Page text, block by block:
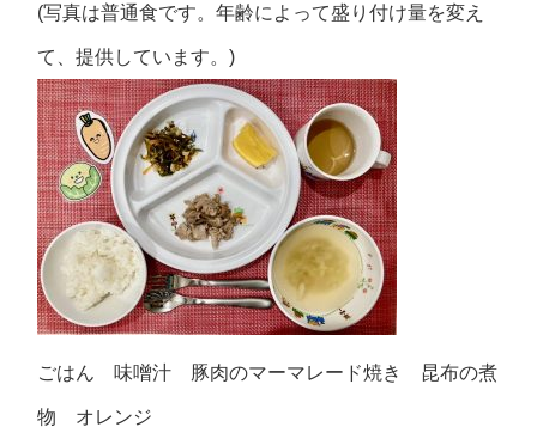
(写真は普通食です。年齢によって盛り付け量を変え
て、提供しています。)
ごはん 味噌汁 豚肉のマーマレード焼き 昆布の煮
物 オレンジ